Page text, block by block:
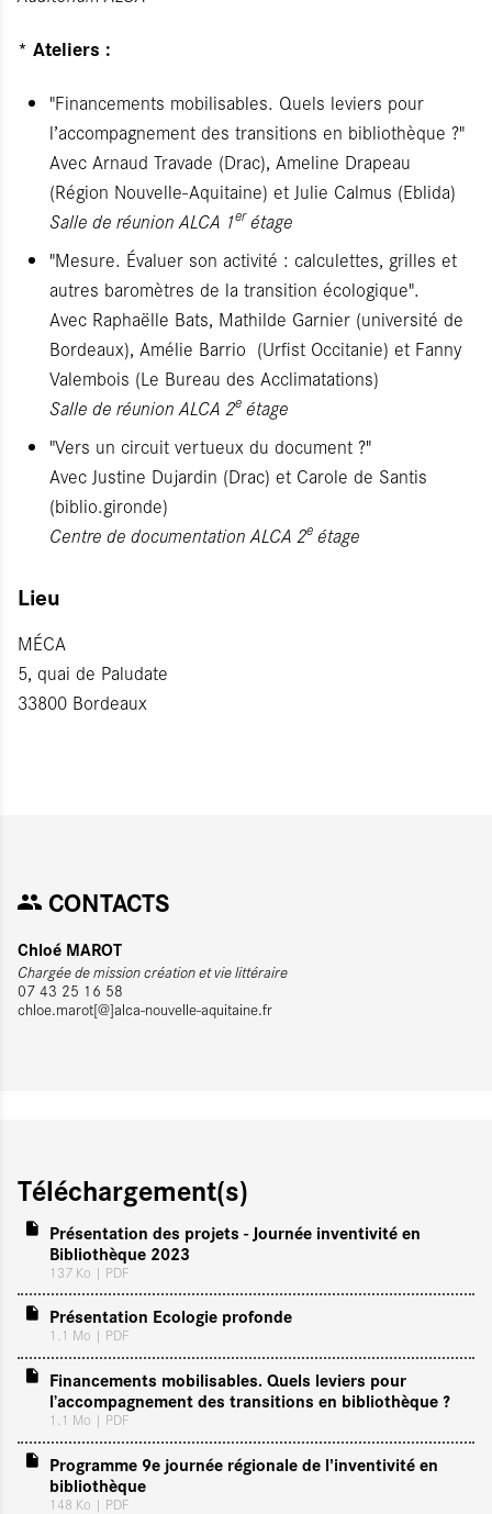
* Ateliers :
"Financements mobilisables. Quels leviers pour
l’accompagnement des transitions en bibliothèque ?"
Avec Arnaud Travade (Drac), Ameline Drapeau
(Région Nouvelle-Aquitaine) et Julie Calmus (Eblida)
Salle de réunion ALCA 1erétage
"Mesure. Évaluer son activité : calculettes, grilles et
autres baromètres de la transition écologique".
Avec Raphaëlle Bats, Mathilde Garnier (université de
Bordeaux), Amélie Barrio (Urfist Occitanie) et Fanny
Valembois (Le Bureau des Acclimatations)
Salle de réunion ALCA 2eétage
"Vers un circuit vertueux du document ?"
Avec Justine Dujardin (Drac) et Carole de Santis
(biblio.gironde)
Centre de documentation ALCA 2eétage
Lieu
MÉCA
5, quai de Paludate
33800 Bordeaux
CONTACTS
Chloé MAROT
Chargée de mission création et vie littéraire
07 43 25 16 58
chloe.marot[@]alca-nouvelle-aquitaine.fr
Téléchargement(s)
Présentation des projets - Journée inventivité en
Bibliothèque 2023
137 Ko | PDF
Présentation Ecologie profonde
1.1 Mo | PDF
Financements mobilisables. Quels leviers pour
l’accompagnement des transitions en bibliothèque ?
1.1 Mo | PDF
Programme 9e journée régionale de l'inventivité en
bibliothèque
148 Ko | PDF